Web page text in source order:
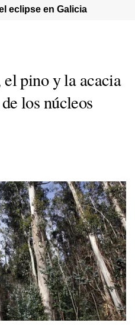
eclipse en Galicia
pino y la acacia
los núcleos